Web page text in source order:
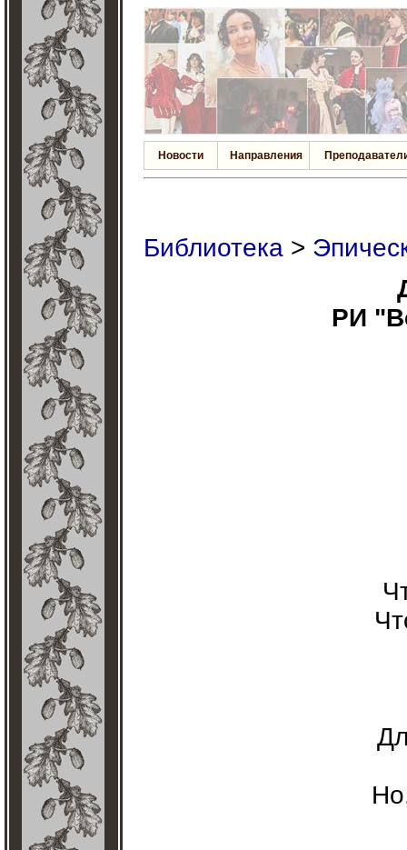
Новости Направления
Библиотека >
РИ